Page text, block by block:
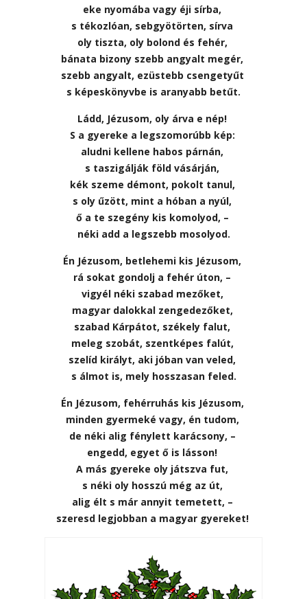
eke nyomába vagy éji sírba,
s tékozlóan, sebgyötörten, sírva
oly tiszta, oly bolond és fehér,
bánata bizony szebb angyalt megér,
szebb angyalt, ezüstebb csengetyűt
s képeskönyvbe is aranyabb betűt.
Ládd, Jézusom, oly árva e nép!
S a gyereke a legszomorúbb kép:
aludni kellene habos párnán,
s taszigálják föld vásárján,
kék szeme démont, pokolt tanul,
s oly űzött, mint a hóban a nyúl,
ő a te szegény kis komolyod, –
néki add a legszebb mosolyod.
Én Jézusom, betlehemi kis Jézusom,
rá sokat gondolj a fehér úton, –
vigyél néki szabad mezőket,
magyar dalokkal zengedezőket,
szabad Kárpátot, székely falut,
meleg szobát, szentképes falút,
szelíd királyt, aki jóban van veled,
s álmot is, mely hosszasan feled.
Én Jézusom, fehérruhás kis Jézusom,
minden gyermeké vagy, én tudom,
de néki alig fénylett karácsony, –
engedd, egyet ő is lásson!
A más gyereke oly játszva fut,
s néki oly hosszú még az út,
alig élt s már annyit temetett, –
szeresd legjobban a magyar gyereket!